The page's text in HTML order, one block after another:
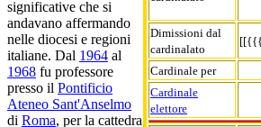
Dimissioni dal
cardinalato
Cardinale per
Cardinale
elettore
significative che si
andavano affermando
nelle diocesi e regioni
italiane. Dal 1964 al
1968 fu professore
presso il Pontificio
Ateneo Sant'Anselmo
di Roma, per la cattedra